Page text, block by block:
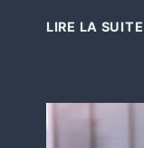
LIRE LA SUITE